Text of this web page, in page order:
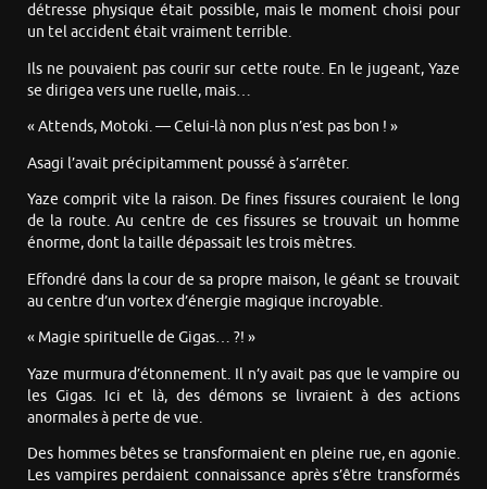
détresse physique était possible, mais le moment choisi pour
un tel accident était vraiment terrible.
Ils ne pouvaient pas courir sur cette route. En le jugeant, Yaze
se dirigea vers une ruelle, mais…
« Attends, Motoki. — Celui-là non plus n’est pas bon ! »
Asagi l’avait précipitamment poussé à s’arrêter.
Yaze comprit vite la raison. De fines fissures couraient le long
de la route. Au centre de ces fissures se trouvait un homme
énorme, dont la taille dépassait les trois mètres.
Effondré dans la cour de sa propre maison, le géant se trouvait
au centre d’un vortex d’énergie magique incroyable.
« Magie spirituelle de Gigas… ?! »
Yaze murmura d’étonnement. Il n’y avait pas que le vampire ou
les Gigas. Ici et là, des démons se livraient à des actions
anormales à perte de vue.
Des hommes bêtes se transformaient en pleine rue, en agonie.
Les vampires perdaient connaissance après s’être transformés